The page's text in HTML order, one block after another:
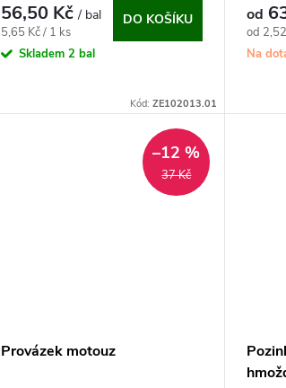
56,50 Kč/ bal
Měrná
cena:
5,65 Kč / 1 ks
Skladem 2 bal
DO KOŠÍKU
Kód:ZE102013.01
od
Měrná
cena:
od
Na
37 Kč
–12 %
Provázek motouz